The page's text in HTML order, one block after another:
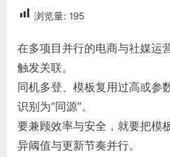
浏览量: 195
在多项目并行的电商与社媒运
触发关联。
同机多登、模板复用过高或参
识别为“同源”。
要兼顾效率与安全，就要把模
异阈值与更新节奏并行。